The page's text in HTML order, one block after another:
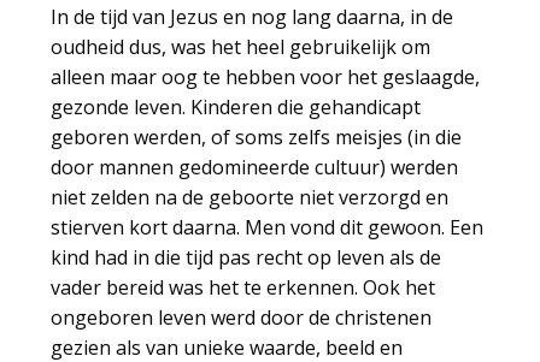
In de tijd van Jezus en nog lang daarna, in de
oudheid dus, was het heel gebruikelijk om
alleen maar oog te hebben voor het geslaagde,
gezonde leven. Kinderen die gehandicapt
geboren werden, of soms zelfs meisjes (in die
door mannen gedomineerde cultuur) werden
niet zelden na de geboorte niet verzorgd en
stierven kort daarna. Men vond dit gewoon. Een
kind had in die tijd pas recht op leven als de
vader bereid was het te erkennen. Ook het
ongeboren leven werd door de christenen
gezien als van unieke waarde, beeld en